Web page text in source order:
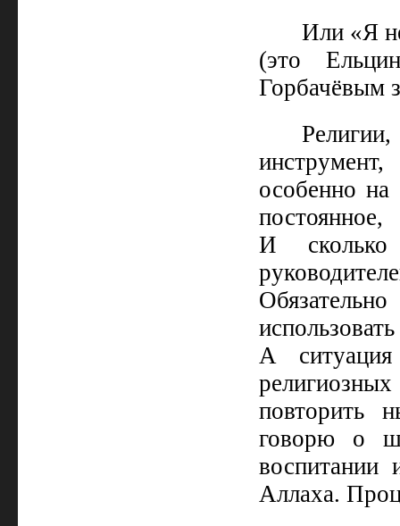
Или «Я
(это
Горбачёвым
особенно
И
А
повторить
говорю о
воспитании
Аллаха.